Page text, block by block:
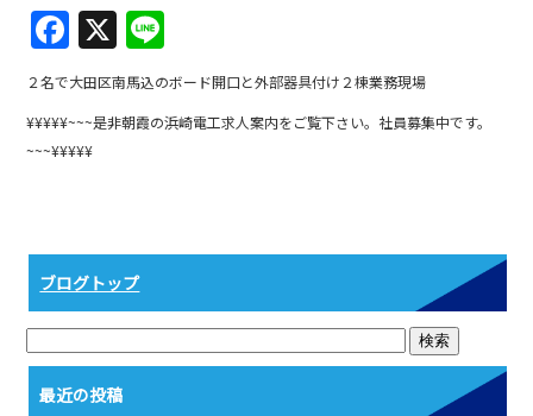
F
a
c
e
o
k
X
n
e
２名で大田区南馬込のボード開口と外部器具付け２棟業務現場
¥¥¥¥¥~~~是非朝霞の浜崎電工求人案内をご覧下さい。社員募集中です。
~~~¥¥¥¥¥
ブログトップ
最近の投稿